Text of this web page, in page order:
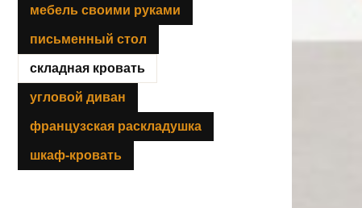
мебель своими руками
письменный стол
складная кровать
угловой диван
французская раскладушка
шкаф-кровать